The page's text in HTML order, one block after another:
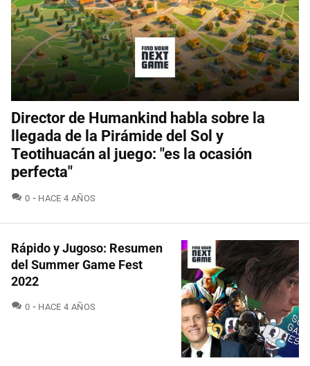
Director de Humankind habla sobre la
llegada de la Pirámide del Sol y
Teotihuacán al juego: "es la ocasión
perfecta"
0 COMENTARIOS
HACE 4 AÑOS
Rápido y Jugoso: Resumen
del Summer Game Fest
2022
0 COMENTARIOS
HACE 4 AÑOS